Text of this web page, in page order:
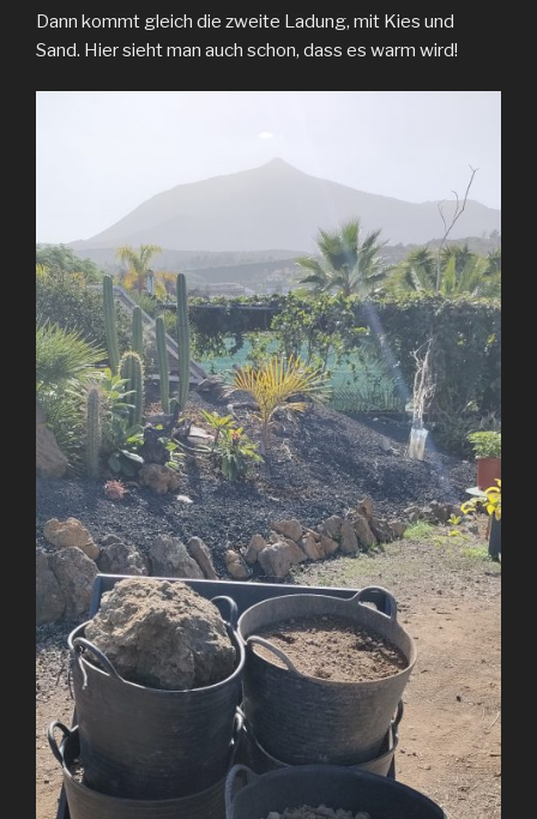
Dann kommt gleich die zweite Ladung, mit Kies und
Sand. Hier sieht man auch schon, dass es warm wird!